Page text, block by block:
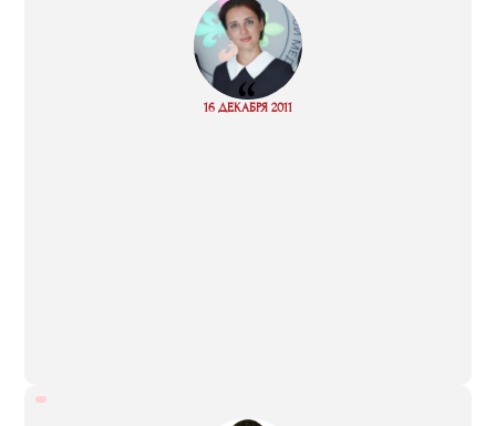
“
16 ДЕКАБРЯ 2011
Read